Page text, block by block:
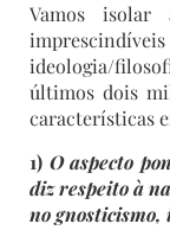
Vamos isolar
ideologia/
últimos dois
características
1) O aspecto
diz respeito à
no